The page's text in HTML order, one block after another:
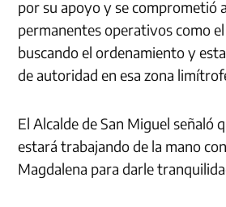
por su apoyo y se comprometió
permanentes operativos como
buscando el ordenamiento y
de autoridad en esa zona
El Alcalde de San Miguel señaló
estará trabajando de la mano con
Magdalena para darle